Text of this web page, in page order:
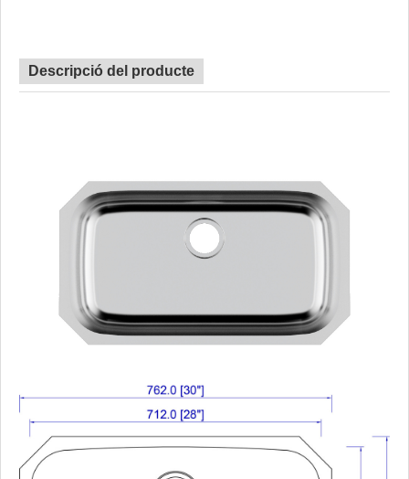
Descripció del producte